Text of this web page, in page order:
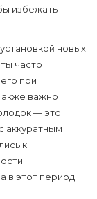
избежать
новых
часто
при
важно
— это
аккуратным
к
в этот период.